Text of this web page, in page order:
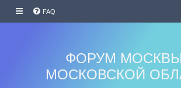
FAQ
ФОРУМ
МОСКОВСКОЙ